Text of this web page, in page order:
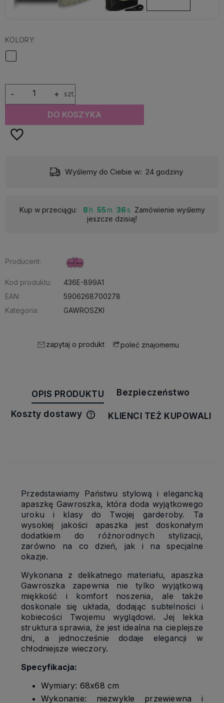
KOLORY:
+
- szt.
DO KOSZYKA
Wyślemy do Ciebie w: 24 godziny
Kup w przeciągu: 8 55 35
Zamówienie wyślemy
jeszcze dzisiaj!
Producent:
Kod produktu:
436E-899A1
EAN:
5906268700278
Kategoria:
GAWROSZKI
zapytaj o produkt poleć znajomemu
OPIS PRODUKTU Bezpieczeństwo
Koszty dostawy
Cena nie zawiera ewentualnych
KLIENCI TEŻ KUPOWALI
Przedstawiamy Państwu stylową i elegancką
apaszkę Gawroszka, która doda wyjątkowego
uroku i klasy do Twojej garderoby. Ta
wysokiej jakości apaszka jest doskonałym
dodatkiem do różnorodnych stylizacji,
zarówno na co dzień, jak i na specjalne
okazje.
Wykonana z delikatnego materiału, apaszka
Gawroszka zapewnia nie tylko wyjątkową
miękkość i komfort noszenia, ale także
doskonale się układa, dodając subtelności i
kobiecości Twojemu wyglądowi. Jej lekka
struktura sprawia, że jest idealna na cieplejsze
dni, a jednocześnie dodaje elegancji w
chłodniejsze wieczory.
Specyfikacja:
Wymiary: 68x68 cm
Wykonanie: niezwykle przewiewna i